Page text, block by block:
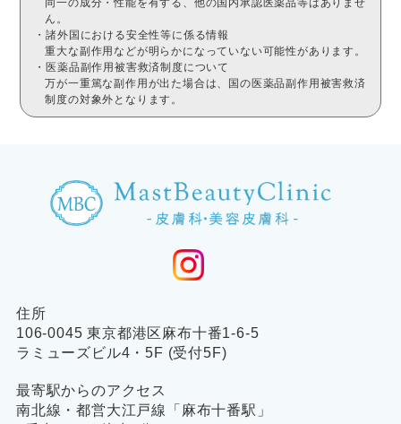
ん。
・諸外国における安全性等に係る情報
重大な副作用などが明らかになっていない可能性があります。
・医薬品副作用被害救済制度について
万が一重篤な副作用が出た場合は、国の医薬品副作用被害救済
制度の対象外となります。
住所
106-0045 東京都港区麻布十番1-6-5
ラミューズビル4・5F (受付5F)
最寄駅からのアクセス
南北線・都営大江戸線「麻布十番駅」